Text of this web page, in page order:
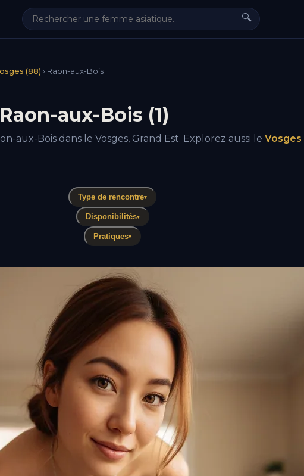
🔍
(88) › Raon-aux-Bois
aux-Bois (1)
aux-Bois dans le Vosges, Grand Est. Explorez aussi le Vosges
Type de rencontre▾
Disponibilités▾
Pratiques▾